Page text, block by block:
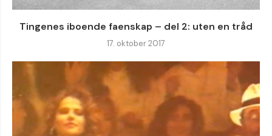
Tingenes iboende faenskap – del 2: uten en tråd
17. oktober 2017